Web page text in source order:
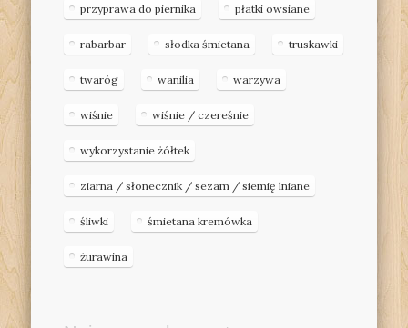
przyprawa do piernika płatki owsiane
rabarbar słodka śmietana truskawki
twaróg wanilia warzywa
wiśnie wiśnie / czereśnie
wykorzystanie żółtek
ziarna / słonecznik / sezam / siemię lniane
śliwki śmietana kremówka
żurawina